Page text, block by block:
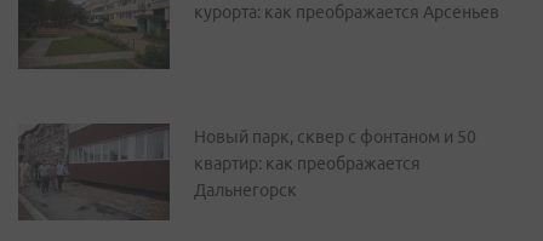
курорта: как преображается Арсеньев
Новый парк, сквер с фонтаном и 50
квартир: как преображается
Дальнегорск